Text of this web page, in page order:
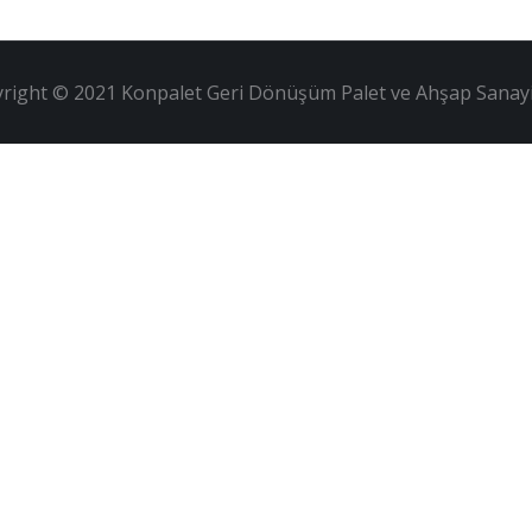
© 2021 Konpalet Geri Dönüşüm Palet ve Ahşap